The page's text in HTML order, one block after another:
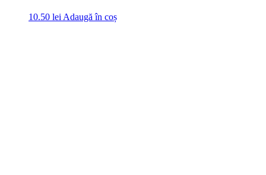
10.50 lei Adaugă în coș